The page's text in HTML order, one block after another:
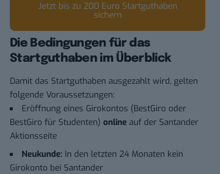
Jetzt bis zu 200 Euro Startguthaben
sichern
Die Bedingungen für das
Startguthaben im Überblick
Damit das Startguthaben ausgezahlt wird, gelten
folgende Voraussetzungen:
Eröffnung eines Girokontos (BestGiro oder
BestGiro für Studenten) online auf der Santander
Aktionsseite
Neukunde: In den letzten 24 Monaten kein
Girokonto bei Santander